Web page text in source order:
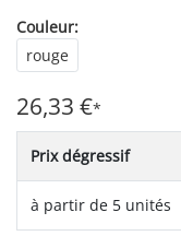
Couleur:
rouge
26,33 €*
Prix dégressif
à partir de 5 unités